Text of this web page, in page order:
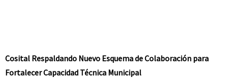
Cosital Respaldando Nuevo Esquema de Colaboración para
Fortalecer Capacidad Técnica Municipal